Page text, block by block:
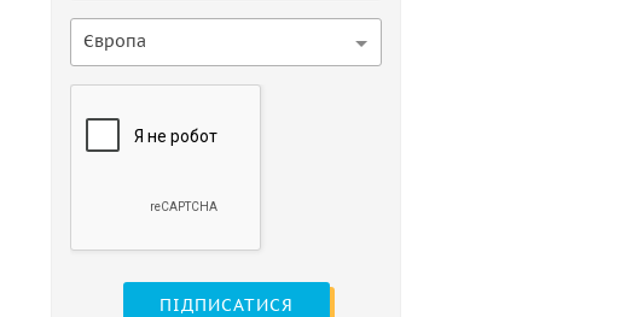
Європа
ПІДПИСАТИСЯ